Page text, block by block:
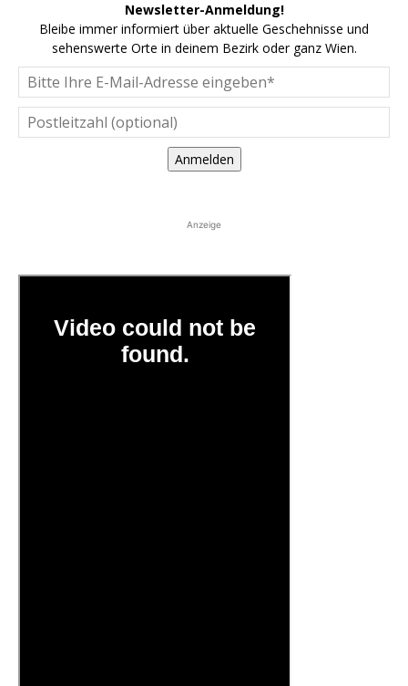
Newsletter-Anmeldung!
Bleibe immer informiert über aktuelle Geschehnisse und
sehenswerte Orte in deinem Bezirk oder ganz Wien.
Anmelden
Anzeige